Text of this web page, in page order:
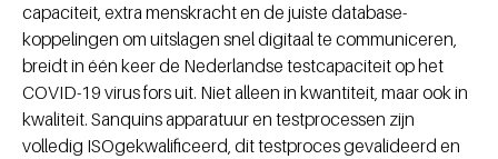
capaciteit, extra menskracht en de juiste database-
koppelingen om uitslagen snel digitaal te communiceren,
breidt in één keer de Nederlandse testcapaciteit op het
COVID-19 virus fors uit. Niet alleen in kwantiteit, maar ook in
kwaliteit. Sanquins apparatuur en testprocessen zijn
volledig ISOgekwalificeerd, dit testproces gevalideerd en